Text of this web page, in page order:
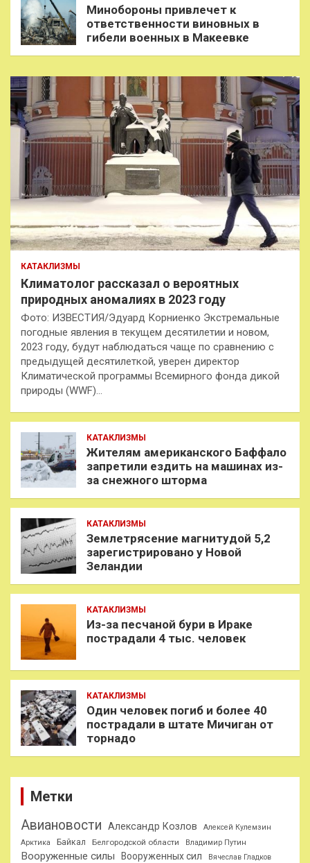
Минобороны привлечет к
ответственности виновных в
гибели военных в Макеевке
КАТАКЛИЗМЫ
Климатолог рассказал о вероятных
природных аномалиях в 2023 году
Фото: ИЗВЕСТИЯ/Эдуард Корниенко Экстремальные
погодные явления в текущем десятилетии и новом,
2023 году, будут наблюдаться чаще по сравнению с
предыдущей десятилеткой, уверен директор
Климатической программы Всемирного фонда дикой
природы (WWF)…
КАТАКЛИЗМЫ
Жителям американского Баффало
запретили ездить на машинах из-
за снежного шторма
КАТАКЛИЗМЫ
Землетрясение магнитудой 5,2
зарегистрировано у Новой
Зеландии
КАТАКЛИЗМЫ
Из-за песчаной бури в Ираке
пострадали 4 тыс. человек
КАТАКЛИЗМЫ
Один человек погиб и более 40
пострадали в штате Мичиган от
торнадо
Метки
Авиановости Александр Козлов
Алексей Кулемзин
Арктика
Байкал Белгородской области Владимир Путин
Вооруженные силы Вооруженных сил
Вячеслав Гладков